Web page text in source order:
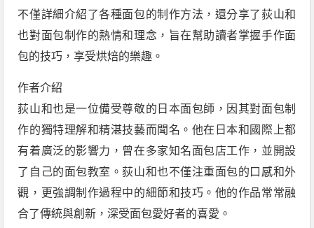
不僅詳細介紹了各種面包的制作方法，還分享了荻山和
也對面包制作的熱情和理念，旨在幫助讀者掌握手作面
包的技巧，享受烘焙的樂趣。
作者介紹
荻山和也是一位備受尊敬的日本面包師，因其對面包制
作的獨特理解和精湛技藝而聞名。他在日本和國際上都
有着廣泛的影響力，曾在多家知名面包店工作，並開設
了自己的面包教室。荻山和也不僅注重面包的口感和外
觀，更強調制作過程中的細節和技巧。他的作品常常融
合了傳統與創新，深受面包愛好者的喜愛。